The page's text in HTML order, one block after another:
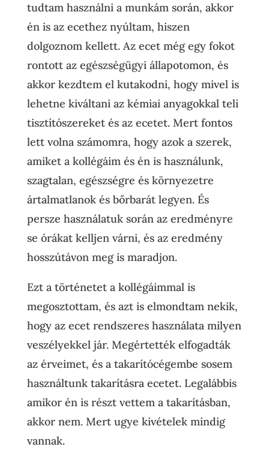
tudtam használni a munkám során, akkor
én is az ecethez nyúltam, hiszen
dolgoznom kellett. Az ecet még egy fokot
rontott az egészségügyi állapotomon, és
akkor kezdtem el kutakodni, hogy mivel is
lehetne kiváltani az kémiai anyagokkal teli
tisztítószereket és az ecetet. Mert fontos
lett volna számomra, hogy azok a szerek,
amiket a kollégáim és én is használunk,
szagtalan, egészségre és környezetre
ártalmatlanok és bőrbarát legyen. És
persze használatuk során az eredményre
se órákat kelljen várni, és az eredmény
hosszútávon meg is maradjon.
Ezt a történetet a kollégáimmal is
megosztottam, és azt is elmondtam nekik,
hogy az ecet rendszeres használata milyen
veszélyekkel jár. Megértették elfogadták
az érveimet, és a takarítócégembe sosem
használtunk takarításra ecetet. Legalábbis
amikor én is részt vettem a takarításban,
akkor nem. Mert ugye kivételek mindig
vannak.